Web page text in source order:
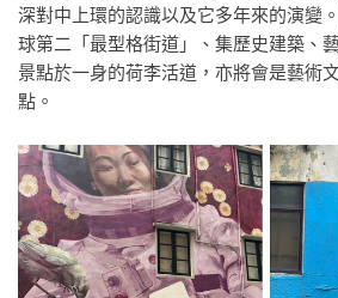
深對中上環的認識以及它多年來的演變
球第二「最型格街道」、集歷史建築、
景點於一身的荷李活道，亦將會是藝術
點。